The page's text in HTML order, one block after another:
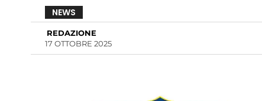
NEWS
REDAZIONE
17 OTTOBRE 2025